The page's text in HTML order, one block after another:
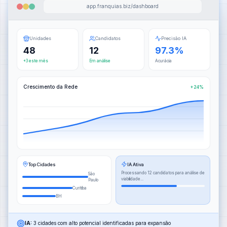
app.franquias.biz/dashboard
Unidades
48
+3 este mês
Candidatos
12
Em análise
Precisão IA
97.3%
Acurácia
Crescimento da Rede +24%
Top Cidades
São
Paulo
Curitiba
BH
IA Ativa
Processando 12 candidatos para análise de
viabilidade...
IA: 3 cidades com alto potencial identificadas para expansão